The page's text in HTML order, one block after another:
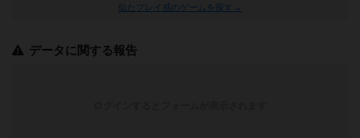
似たプレイ感のゲームを探す→
データに関する報告